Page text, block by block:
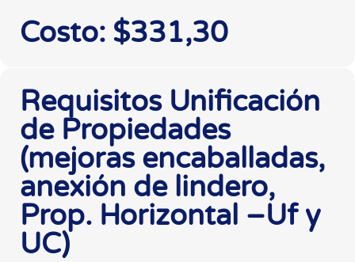
Costo: $331,30
Requisitos Unificación
de Propiedades
(mejoras encaballadas,
anexión de lindero,
Prop. Horizontal –Uf y
UC)